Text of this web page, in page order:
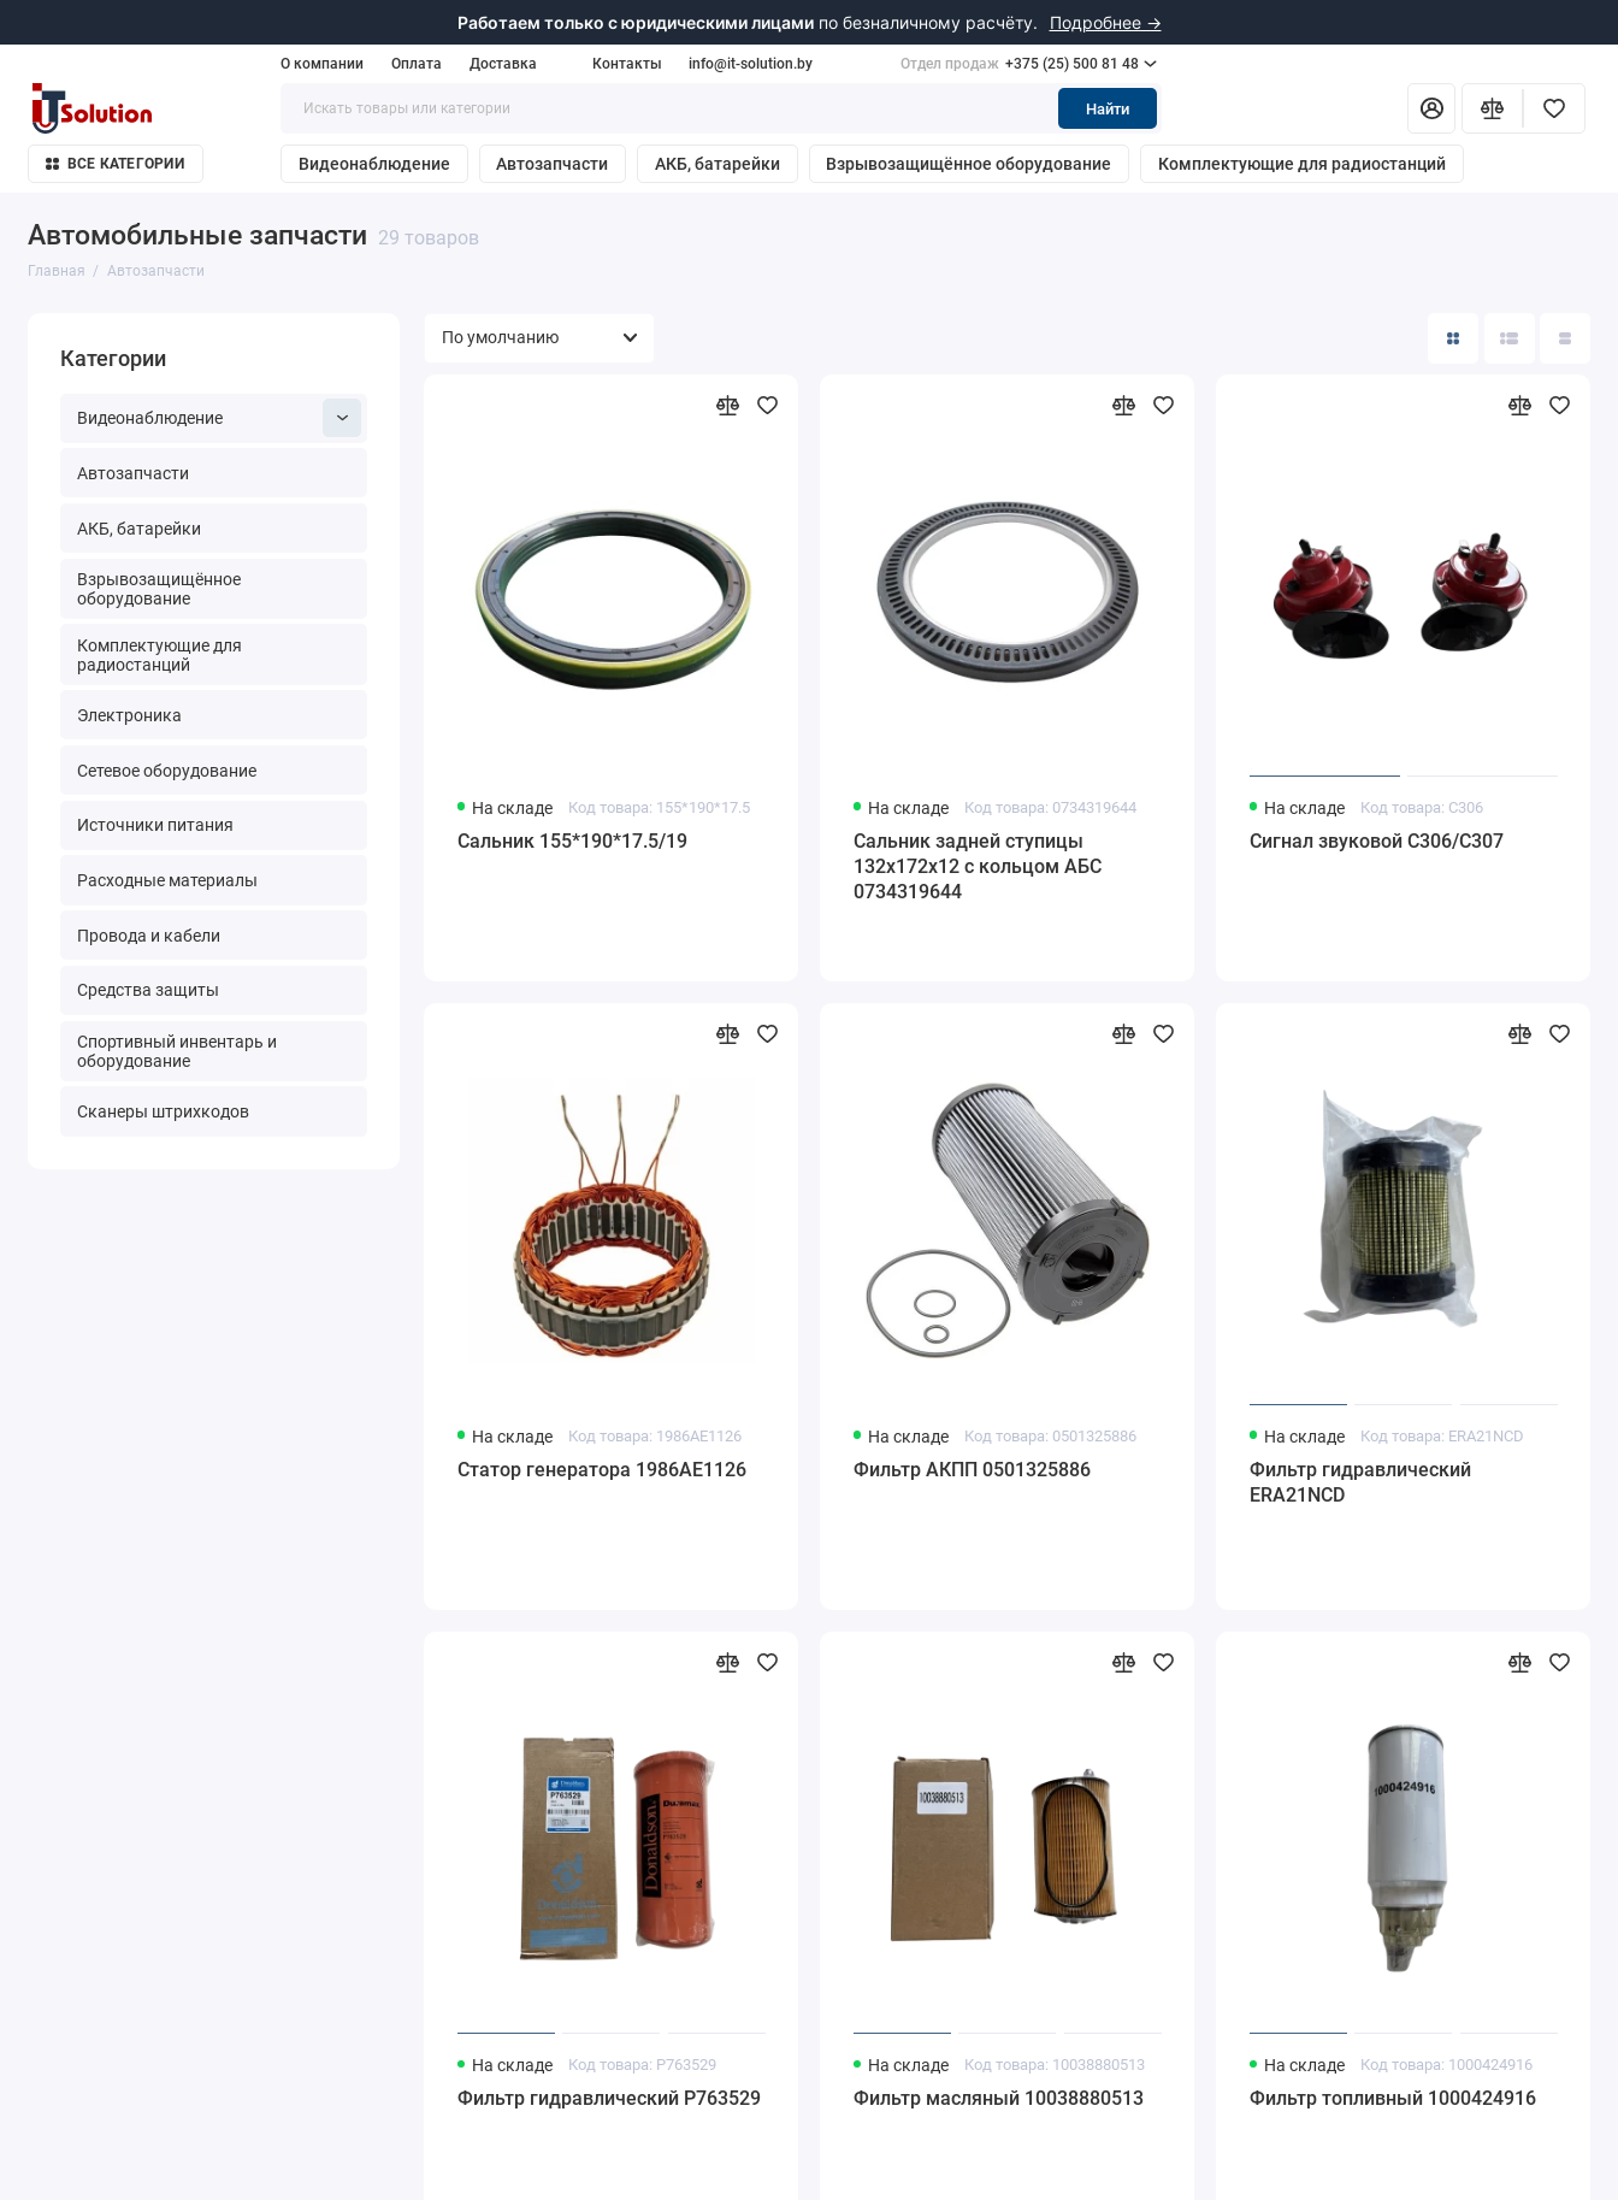
Работаем только с юридическими лицамипо безналичному расчёту. Подробнее →
О компании Оплата Доставка Контакты info@it-solution.by Отдел продаж +375 (25) 500 81 48
Найти
ВСЕ КАТЕГОРИИ Видеонаблюдение Автозапчасти АКБ, батарейки Взрывозащищённое оборудование Комплектующие для радиостанций
Автомобильные запчасти 29 товаров
Главная Автозапчасти
Категории
Видеонаблюдение
Автозапчасти
АКБ, батарейки
Взрывозащищённое
оборудование
Комплектующие для
радиостанций
Электроника
Сетевое оборудование
Источники питания
Расходные материалы
Провода и кабели
Средства защиты
Спортивный инвентарь и
оборудование
Сканеры штрихкодов
На складе Код товара: 155*190*17.5
Сальник 155*190*17.5/19
На складе Код товара: 0734319644
Сальник задней ступицы
132х172х12 с кольцом АБС
0734319644
На складе Код товара: C306
Сигнал звуковой С306/С307
На складе Код товара: 1986AE1126
Статор генератора 1986AE1126
На складе Код товара: 0501325886
Фильтр АКПП 0501325886
На складе Код товара: ERA21NCD
Фильтр гидравлический
ERA21NCD
На складе Код товара: P763529
Фильтр гидравлический Р763529
На складе Код товара: 10038880513
Фильтр масляный 10038880513
На складе Код товара: 1000424916
Фильтр топливный 1000424916